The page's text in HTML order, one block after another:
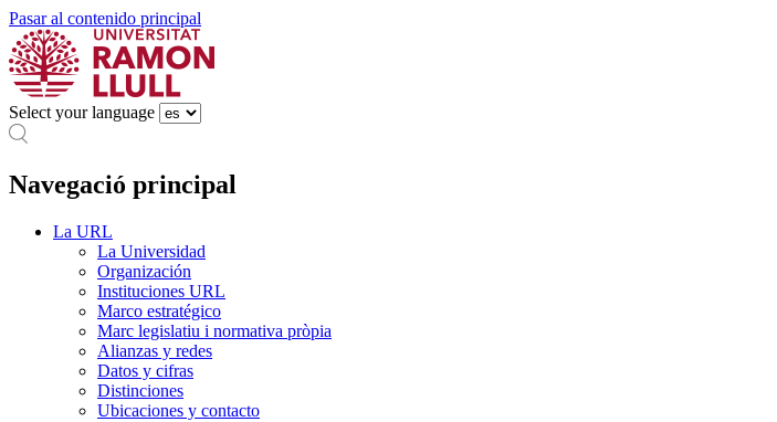
Pasar al contenido principal
Select your language
Navegació principal
La URL
La Universidad
Organización
Instituciones URL
Marco estratégico
Marc legislatiu i normativa pròpia
Alianzas y redes
Datos y cifras
Distinciones
Ubicaciones y contacto